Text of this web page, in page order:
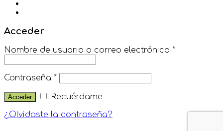
Acceder
Nombre de usuario o correo electrónico *
Contraseña *
Recuérdame
¿Olvidaste la contraseña?